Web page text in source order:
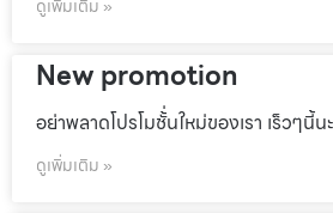
ดูเพิ่มเติม »
New promotion
อย่าพลาดโปรโมชั้่นใหม่ของเรา เร็วๆนี้น
ดูเพิ่มเติม »